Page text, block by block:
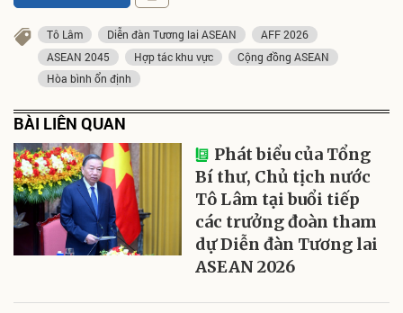
Tô Lâm Diễn đàn Tương lai ASEAN
AFF 2026
ASEAN 2045
Hợp tác khu vực
Cộng đồng ASEAN
Hòa bình ổn định
BÀI LIÊN QUAN
Phát biểu của Tổng
Bí thư, Chủ tịch nước
Tô Lâm tại buổi tiếp
các trưởng đoàn tham
dự Diễn đàn Tương lai
ASEAN 2026